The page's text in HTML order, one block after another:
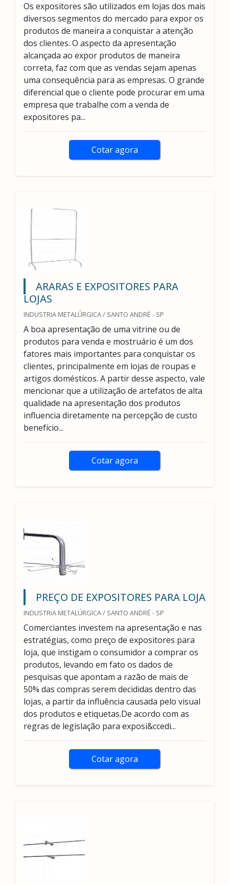
Os expositores são utilizados em lojas dos mais
diversos segmentos do mercado para expor os
produtos de maneira a conquistar a atenção
dos clientes. O aspecto da apresentação
alcançada ao expor produtos de maneira
correta, faz com que as vendas sejam apenas
uma consequência para as empresas. O grande
diferencial que o cliente pode procurar em uma
empresa que trabalhe com a venda de
expositores pa...
Cotar agora
ARARAS E EXPOSITORES PARA
LOJAS
INDUSTRIA METALÚRGICA / SANTO ANDRÉ - SP
A boa apresentação de uma vitrine ou de
produtos para venda e mostruário é um dos
fatores mais importantes para conquistar os
clientes, principalmente em lojas de roupas e
artigos domésticos. A partir desse aspecto, vale
mencionar que a utilização de artefatos de alta
qualidade na apresentação dos produtos
influencia diretamente na percepção de custo
benefício...
Cotar agora
PREÇO DE EXPOSITORES PARA LOJA
INDUSTRIA METALÚRGICA / SANTO ANDRÉ - SP
Comerciantes investem na apresentação e nas
estratégias, como preço de expositores para
loja, que instigam o consumidor a comprar os
produtos, levando em fato os dados de
pesquisas que apontam a razão de mais de
50% das compras serem decididas dentro das
lojas, a partir da influência causada pelo visual
dos produtos e etiquetas.De acordo com as
regras de legislação para exposi&ccedi...
Cotar agora